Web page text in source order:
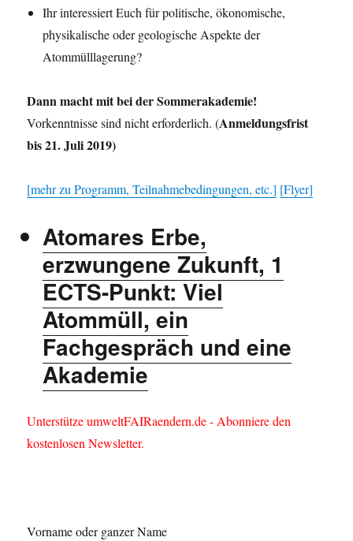
Ihr interessiert Euch für politische, ökonomische,
physikalische oder geologische Aspekte der
Atommülllagerung?
Dann macht mit bei der Sommerakademie!
Vorkenntnisse sind nicht erforderlich. (Anmeldungsfrist
bis 21. Juli 2019)
[mehr zu Programm, Teilnahmebedingungen, etc.] [Flyer]
Atomares Erbe,
erzwungene Zukunft, 1
ECTS-Punkt: Viel
Atommüll, ein
Fachgespräch und eine
Akademie
Unterstütze umweltFAIRaendern.de - Abonniere den
kostenlosen Newsletter.
Vorname oder ganzer Name